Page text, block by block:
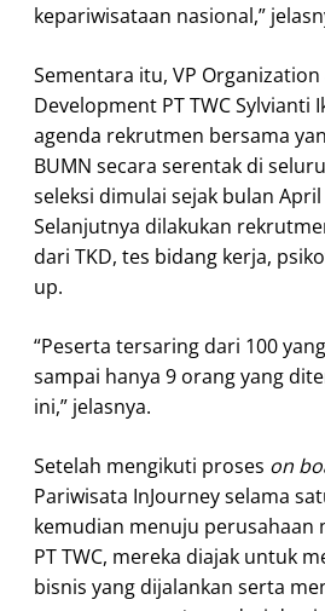
kepariwisataan nasional,”
Sementara itu, VP
Development PT TWC Sylvianti
agenda rekrutmen bersama
BUMN secara serentak di
seleksi dimulai sejak bulan
Selanjutnya dilakukan
dari TKD, tes bidang kerja,
up.
“Peserta tersaring dari 100
sampai hanya 9 orang yang
ini,” jelasnya.
Setelah mengikuti proses on
Pariwisata InJourney selama
kemudian menuju perusahaan
PT TWC, mereka diajak untuk
bisnis yang dijalankan serta